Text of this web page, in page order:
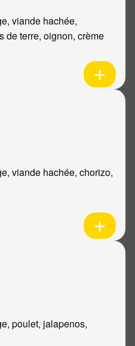
viande hachée,
de terre, oignon, crème
viande hachée, chorizo,
poulet, jalapenos,